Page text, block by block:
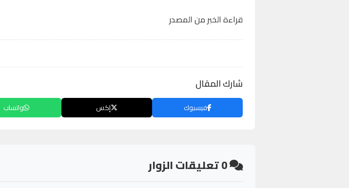
قراءة الخبر من المصدر
شارك المقال
فيسبوك إكس واتساب
0تعليقات الزوار